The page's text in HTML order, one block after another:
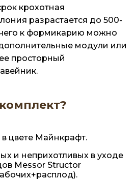
крохотная
разрастается до 500-
к формикарию можно
модули или
просторный
цвете Майнкрафт.
и неприхотливых в уходе
Messor Structor